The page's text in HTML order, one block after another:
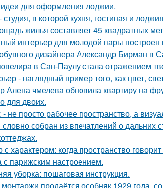
для оформления лоджии.
студия, в которой кухня, гостиная и
жилья составляет 45 квадратных
интерьер для молодой пары построен
дизайнера Александр Бирман в
в Сан-Паулу стала отражением
- наглядный пример того, как цвет,
Алена чмелева обновила квартиру на
для двоих.
не просто рабочее пространство, а
собран из впечатлений о дальних
с характером: когда пространство
с парижским настроением.
уборка: пошаговая инструкция.
монтаржи продаётся особняк 1929 года,